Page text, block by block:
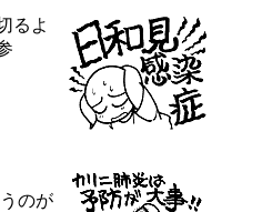
るよ
のが